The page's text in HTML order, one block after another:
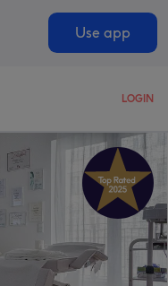
Use app
LOGIN